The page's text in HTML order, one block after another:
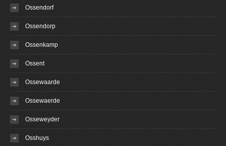
Ossendorf
Ossendorp
Ossenkamp
Ossent
Ossewaarde
Ossewaerde
Osseweyder
Osshuys